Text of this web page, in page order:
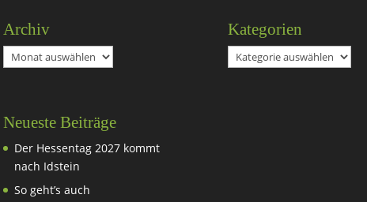
Archiv
Archiv
Neueste Beiträge
Der Hessentag 2027 kommt
nach Idstein
So geht’s auch
Kategorien
Kategorien